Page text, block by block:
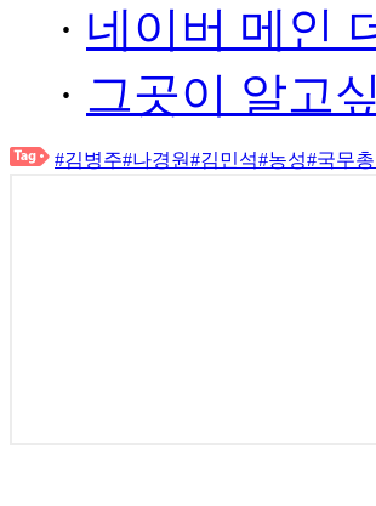
· 네이버 메인
· 그곳이 알고
#김병주#나경원#김민석#농성#국무총